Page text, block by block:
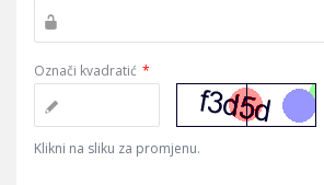
Označi kvadratić *
Klikni na sliku za promjenu.